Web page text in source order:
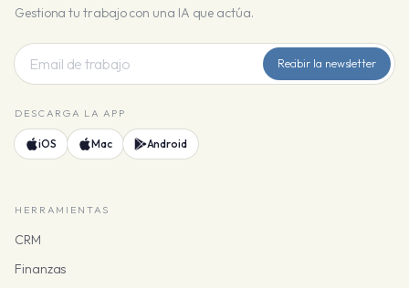
Gestiona tu trabajo con una IA que actúa.
Recibir la newsletter
DESCARGA LA APP
iOS Mac Android
HERRAMIENTAS
CRM
Finanzas